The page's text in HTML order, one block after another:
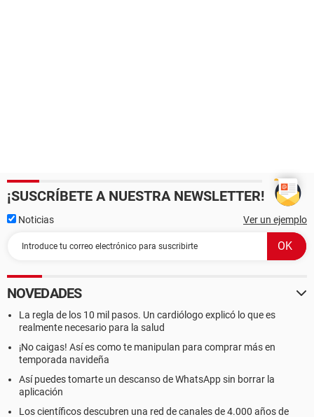
¡SUSCRÍBETE A NUESTRA NEWSLETTER!
Noticias Ver un ejemplo
NOVEDADES
La regla de los 10 mil pasos. Un cardiólogo explicó lo que es
realmente necesario para la salud
¡No caigas! Así es como te manipulan para comprar más en
temporada navideña
Así puedes tomarte un descanso de WhatsApp sin borrar la
aplicación
Los científicos descubren una red de canales de 4.000 años de